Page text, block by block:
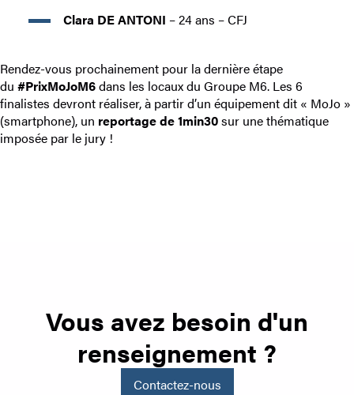
Clara DE ANTONI – 24 ans – CFJ
Rendez-vous prochainement pour la dernière étape
du #PrixMoJoM6dans les locaux du Groupe M6. Les 6
finalistes devront réaliser, à partir d’un équipement dit « MoJo »
(smartphone), un reportage de 1min30sur une thématique
imposée par le jury !
Vous avez besoin d'un
renseignement ?
Contactez-nous